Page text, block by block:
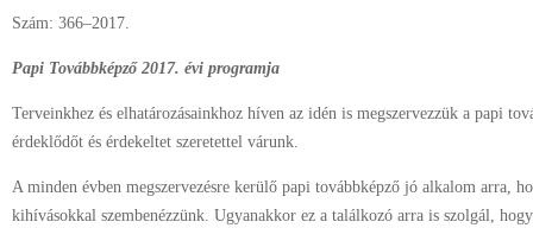
Szám: 366–2017.
Papi Továbbképző 2017. évi programja
Terveinkhez és elhatározásainkhoz híven az idén is megszervezzük a papi
érdeklődőt és érdekeltet szeretettel várunk.
A minden évben megszervezésre kerülő papi továbbképző jó alkalom arra,
kihívásokkal szembenézzünk. Ugyanakkor ez a találkozó arra is szolgál,